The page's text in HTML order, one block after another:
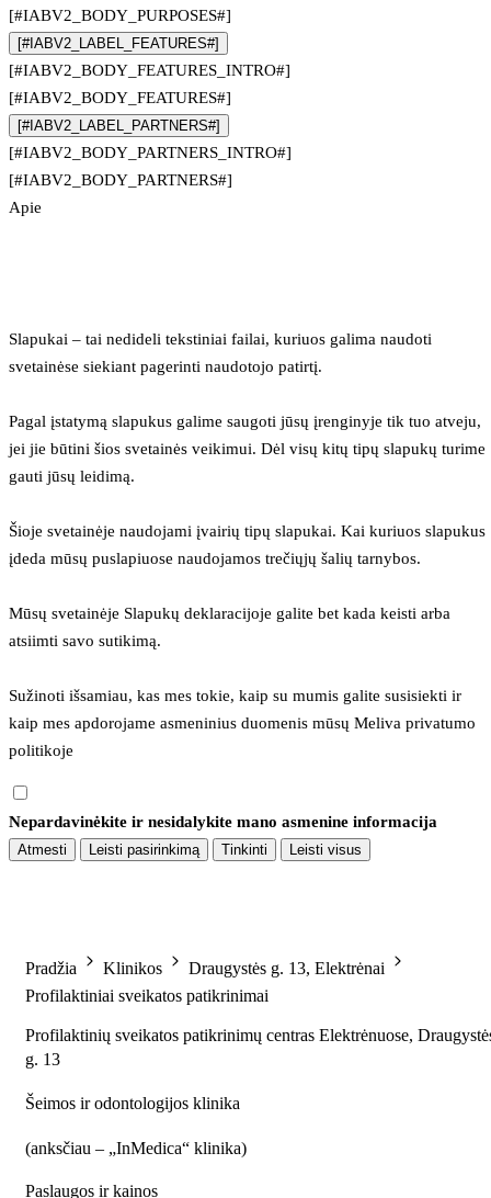
[#IABV2_BODY_PURPOSES#]
[#IABV2_LABEL_FEATURES#]
[#IABV2_BODY_FEATURES_INTRO#]
[#IABV2_BODY_FEATURES#]
[#IABV2_LABEL_PARTNERS#]
[#IABV2_BODY_PARTNERS_INTRO#]
[#IABV2_BODY_PARTNERS#]
Apie
Slapukai – tai nedideli tekstiniai failai, kuriuos galima naudoti
svetainėse siekiant pagerinti naudotojo patirtį.
Pagal įstatymą slapukus galime saugoti jūsų įrenginyje tik tuo atveju,
jei jie būtini šios svetainės veikimui. Dėl visų kitų tipų slapukų turime
gauti jūsų leidimą.
Šioje svetainėje naudojami įvairių tipų slapukai. Kai kuriuos slapukus
įdeda mūsų puslapiuose naudojamos trečiųjų šalių tarnybos.
Mūsų svetainėje Slapukų deklaracijoje galite bet kada keisti arba
atsiimti savo sutikimą.
Sužinoti išsamiau, kas mes tokie, kaip su mumis galite susisiekti ir
kaip mes apdorojame asmeninius duomenis mūsų Meliva privatumo
politikoje
Nepardavinėkite ir nesidalykite mano asmenine informacija
Atmesti Leisti pasirinkimą Tinkinti Leisti visus
Pradžia Klinikos
Draugystės g. 13, Elektrėnai
Profilaktiniai sveikatos patikrinimai
Profilaktinių sveikatos patikrinimų centras Elektrėnuose,
g. 13
Šeimos ir odontologijos klinika
(anksčiau – „InMedica“ klinika)
Paslaugos ir kainos